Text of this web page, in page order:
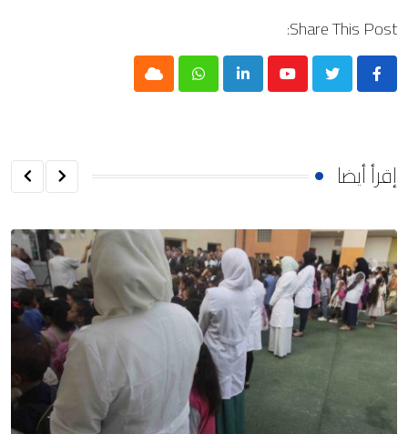
Share This Post:
Youtube
LinkedIn
Whatsapp
Cloud
إقرأ أيضا